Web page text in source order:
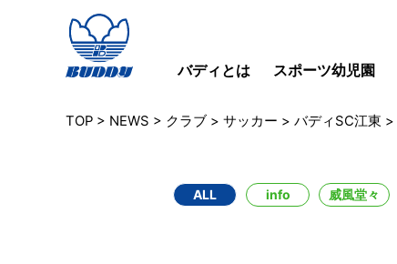
バディとは スポーツ幼児園
TOP > NEWS > クラブ > サッカー > バディSC江東 >
ALL info 威風堂々